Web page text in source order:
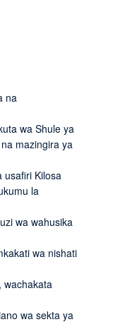
na
wa Shule ya
mazingira ya
usafiri Kilosa
la
wa wahusika
wa nishati
wachakata
wa sekta ya